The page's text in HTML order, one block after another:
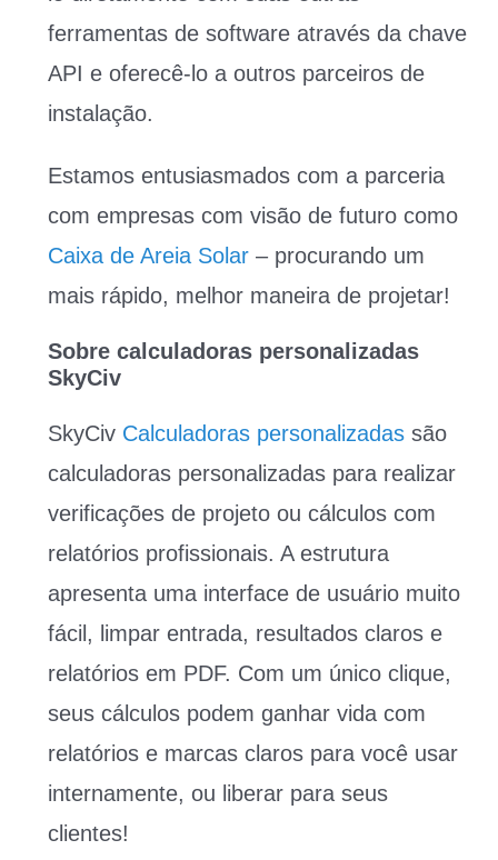
ferramentas de software através da chave
API e oferecê-lo a outros parceiros de
instalação.
Estamos entusiasmados com a parceria
com empresas com visão de futuro como
Caixa de Areia Solar– procurando um
mais rápido, melhor maneira de projetar!
Sobre calculadoras personalizadas
SkyCiv
SkyCiv Calculadoras personalizadassão
calculadoras personalizadas para realizar
verificações de projeto ou cálculos com
relatórios profissionais. A estrutura
apresenta uma interface de usuário muito
fácil, limpar entrada, resultados claros e
relatórios em PDF. Com um único clique,
seus cálculos podem ganhar vida com
relatórios e marcas claros para você usar
internamente, ou liberar para seus
clientes!